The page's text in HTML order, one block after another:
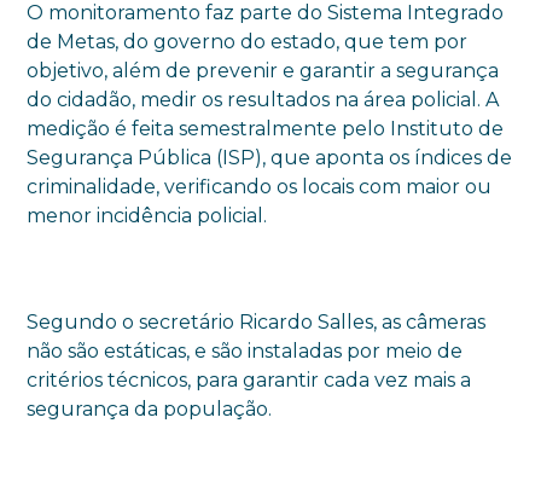
O monitoramento faz parte do Sistema Integrado
de Metas, do governo do estado, que tem por
objetivo, além de prevenir e garantir a segurança
do cidadão, medir os resultados na área policial. A
medição é feita semestralmente pelo Instituto de
Segurança Pública (ISP), que aponta os índices de
criminalidade, verificando os locais com maior ou
menor incidência policial.
Segundo o secretário Ricardo Salles, as câmeras
não são estáticas, e são instaladas por meio de
critérios técnicos, para garantir cada vez mais a
segurança da população.